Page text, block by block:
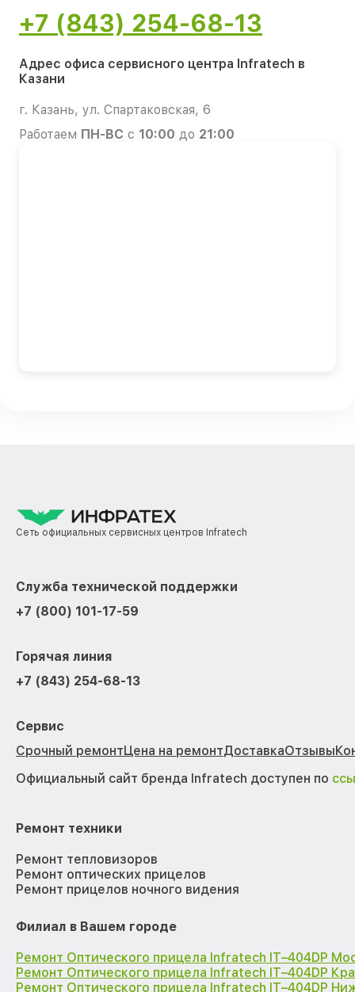
+7 (843) 254-68-13
Адрес офиса сервисного центра Infratech в
Казани
г. Казань, ул. Спартаковская, 6
Работаем ПН-ВС с 10:00 до 21:00
Сеть официальных сервисных центров Infratech
Служба технической поддержки
+7 (800) 101-17-59
Горячая линия
+7 (843) 254-68-13
Сервис
Срочный ремонтЦена на ремонтДоставкаОтзывы
Официальный сайт бренда Infratech доступен по
Ремонт техники
Ремонт тепловизоров
Ремонт оптических прицелов
Ремонт прицелов ночного видения
Филиал в Вашем городе
Ремонт Оптического прицела Infratech IT–404DP
Ремонт Оптического прицела Infratech IT–404DP
Ремонт Оптического прицела Infratech IT–404DP